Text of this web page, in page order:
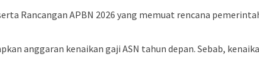
Rancangan APBN 2026 yang memuat rencana
anggaran kenaikan gaji ASN tahun depan. Sebab,